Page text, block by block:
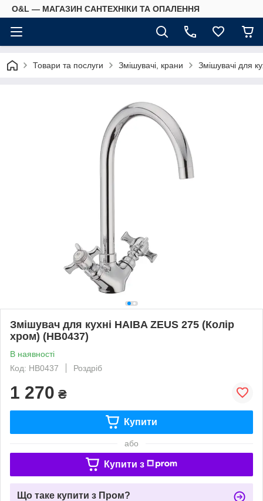
O&L — МАГАЗИН САНТЕХНІКИ ТА ОПАЛЕННЯ
Товари та послуги Змішувачі, крани Змішувачі для
Змішувач для кухні HAIBA ZEUS 275 (Колір
хром) (HB0437)
В наявності
Код: HB0437
Роздріб
1 270 ₴
Купити
або
Купити з
Що таке купити з Пром?